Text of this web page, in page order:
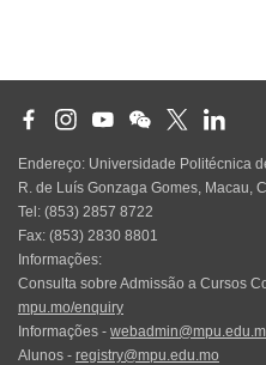
Endereço: Universidade Politécnica
R. de Luís Gonzaga Gomes, Macau,
Tel: (853) 2857 8722
Fax: (853) 2830 8801
Informações:
Consulta sobre Admissão a Cursos
mpu.mo/enquiry
Informações -
Alunos - registry@mpu.edu.mo